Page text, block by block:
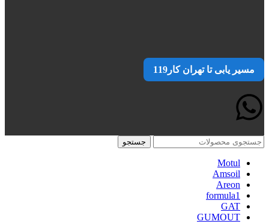
مسیر یابی تا تهران کار119
جستجو
Motul
Amsoil
Areon
formula1
GAT
GUMOUT